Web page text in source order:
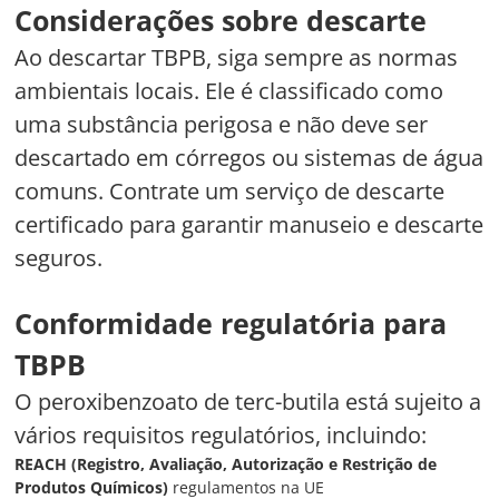
Considerações sobre descarte
Ao descartar TBPB, siga sempre as normas
ambientais locais. Ele é classificado como
uma substância perigosa e não deve ser
descartado em córregos ou sistemas de água
comuns. Contrate um serviço de descarte
certificado para garantir manuseio e descarte
seguros.
Conformidade regulatória para
TBPB
O peroxibenzoato de terc-butila está sujeito a
vários requisitos regulatórios, incluindo:
REACH (Registro, Avaliação, Autorização e Restrição de
Produtos Químicos) regulamentos na UE